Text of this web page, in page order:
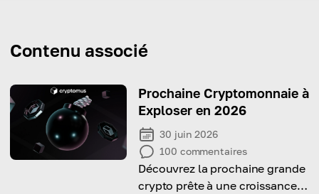
Contenu associé
Prochaine Cryptomonnaie à
Exploser en 2026
30 juin 2026
100 commentaires
Découvrez la prochaine grande
crypto prête à une croissance